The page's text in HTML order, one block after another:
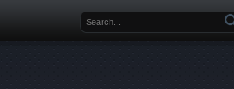
Search form